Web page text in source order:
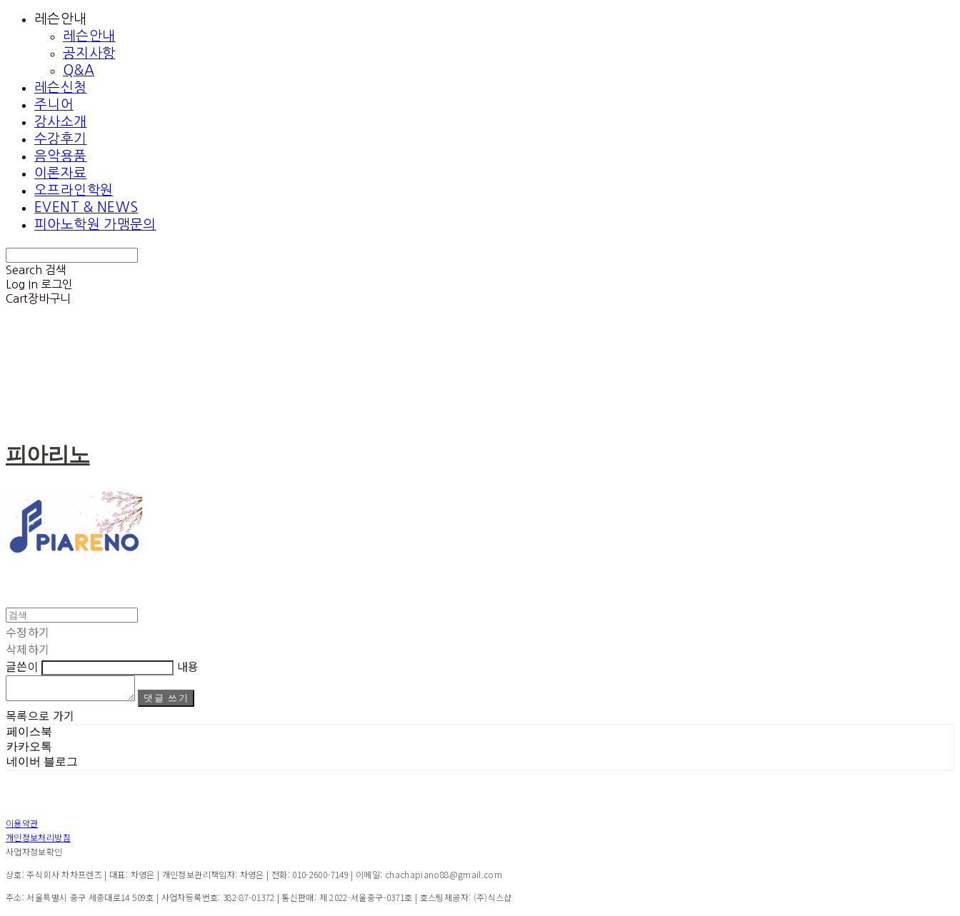
레슨안내
레슨안내
공지사항
Q&A
레슨신청
주니어
강사소개
수강후기
음악용품
이론자료
오프라인학원
EVENT & NEWS
피아노학원 가맹문의
Search 검색
Log In 로그인
Cart장바구니
피아리노
수정하기
삭제하기
글쓴이
내용
댓글 쓰기
목록으로 가기
페이스북
카카오톡
네이버 블로그
이용약관
개인정보처리방침
사업자정보확인
상호: 주식회사 차차프렌즈 | 대표: 차영은 | 개인정보관리책임자: 차영은 | 전화: 010-2600-7149 | 이메일: chachapiano88@gmail.com
주소: 서울특별시 중구 세종대로14 509호 | 사업자등록번호: 382-87-01372 | 통신판매: 제 2022-서울중구-0371호 | 호스팅제공자: (주)식스샵